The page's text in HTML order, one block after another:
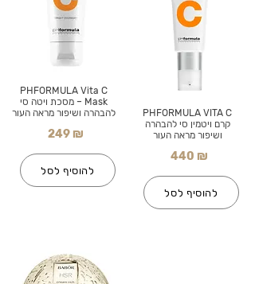
PHFORMULA Vita C
Mask – מסכת ויטה סי
להבהרה ושיפור מראה העור
249 ₪
להוסיף לסל
PHFORMULA VITA C
קרם ויטמין סי להבהרה
ושיפור מראה העור
440 ₪
להוסיף לסל